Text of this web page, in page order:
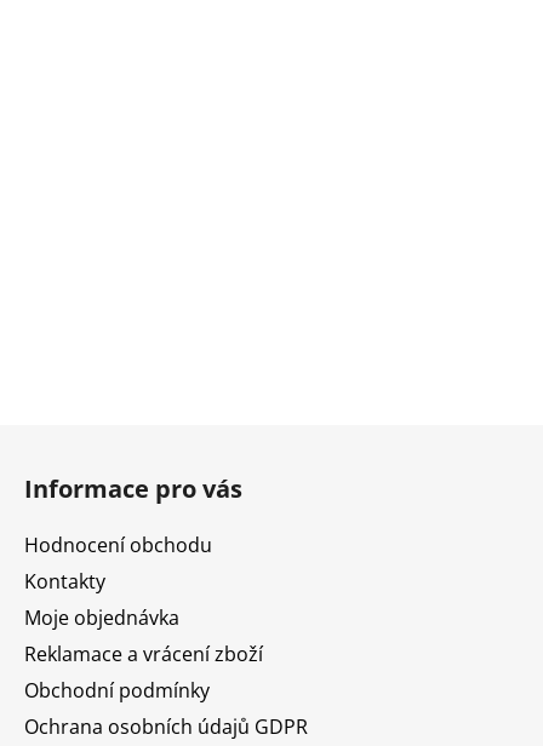
Informace pro vás
Hodnocení obchodu
Kontakty
Moje objednávka
Reklamace a vrácení zboží
Obchodní podmínky
Ochrana osobních údajů GDPR